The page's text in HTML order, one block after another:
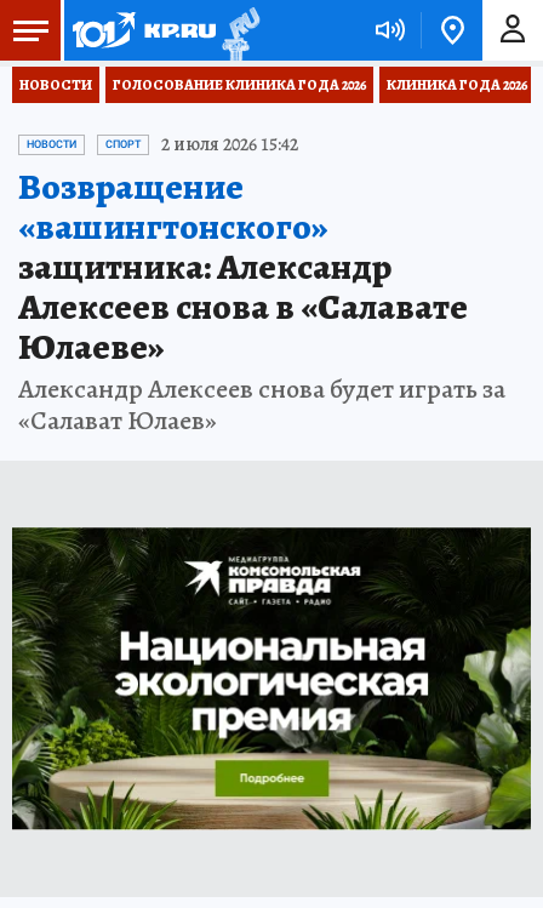
НОВОСТИ ГОЛОСОВАНИЕ КЛИНИКА ГОДА 2026 КЛИНИКА ГОДА 2026
НОВОСТИ СПОРТ 2 июля 2026 15:42
Возвращение
«вашингтонского»
защитника: Александр
Алексеев снова в «Салавате
Юлаеве»
Александр Алексеев снова будет играть за
«Салават Юлаев»